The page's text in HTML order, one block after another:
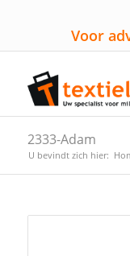
Voor
2333-Adam
U bevindt zich hier: